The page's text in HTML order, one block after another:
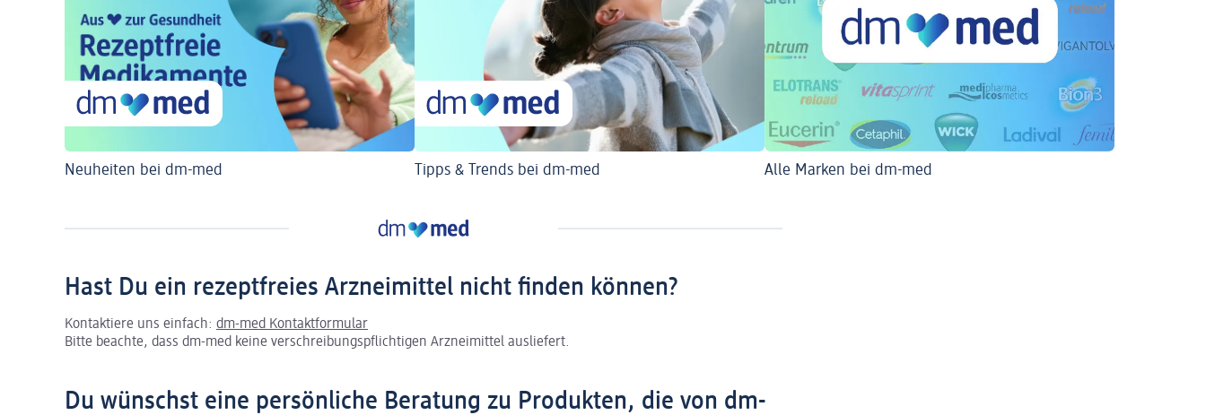
Neuheiten bei dm-med Tipps & Trends bei dm-med Alle Marken bei dm-med
Hast Du ein rezeptfreies Arzneimittel nicht finden können?
Kontaktiere uns einfach: dm-med Kontaktformular
Bitte beachte, dass dm-med keine verschreibungspflichtigen Arzneimittel ausliefert.
Du wünschst eine persönliche Beratung zu Produkten, die von dm-